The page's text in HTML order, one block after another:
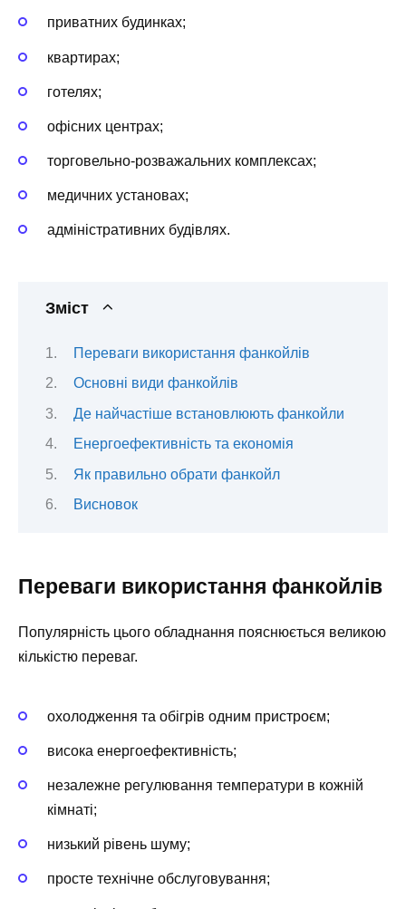
приватних будинках;
квартирах;
готелях;
офісних центрах;
торговельно-розважальних комплексах;
медичних установах;
адміністративних будівлях.
Зміст
Переваги використання фанкойлів
Основні види фанкойлів
Де найчастіше встановлюють фанкойли
Енергоефективність та економія
Як правильно обрати фанкойл
Висновок
Переваги використання фанкойлів
Популярність цього обладнання пояснюється великою
кількістю переваг.
охолодження та обігрів одним пристроєм;
висока енергоефективність;
незалежне регулювання температури в кожній
кімнаті;
низький рівень шуму;
просте технічне обслуговування;